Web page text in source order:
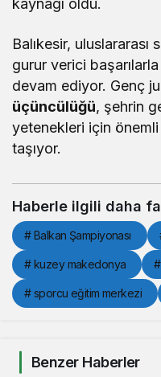
kaynağı oldu.
Balıkesir,
gurur verici
devam ediyor. Genç
üçüncülüğü, şehrin
yetenekleri için
taşıyor.
Haberle ilgili daha
# Balkan Şampiyonası
# kuzey makedonya
# sporcu eğitim merkezi
Benzer Haberler